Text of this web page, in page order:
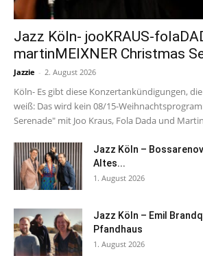
Jazz Köln- jooKRAUS-
martinMEIXNER Christmas
Jazzie - 2. August 2026
Köln- Es gibt diese Konzertankündigungen,
weiß: Das wird kein 08/15-
Serenade" mit Joo Kraus, Fola Dada und
Jazz Köln –
Altes...
1. August 2026
Jazz Köln – Emil
Pfandhaus
1. August 2026